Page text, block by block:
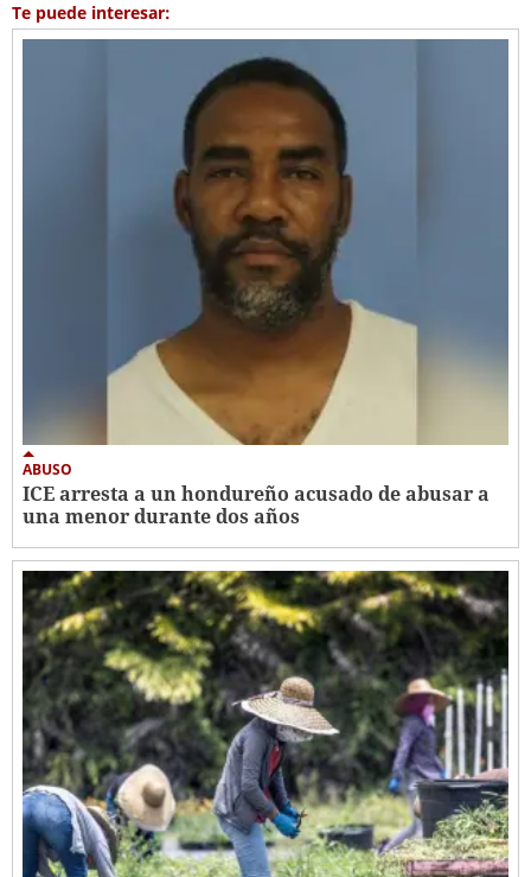
Te puede interesar:
ABUSO
ICE arresta a un hondureño acusado de abusar a
una menor durante dos años